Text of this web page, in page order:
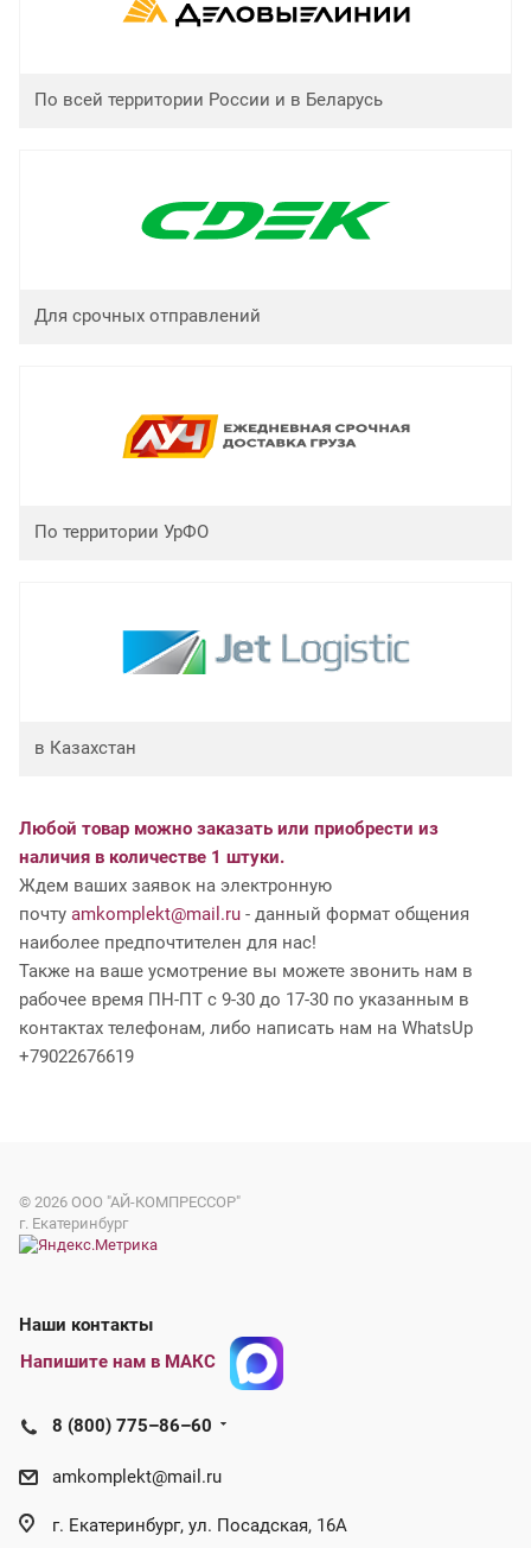
По всей территории России и в Беларусь
Для срочных отправлений
По территории УрФО
в Казахстан
Любой товар можно заказать или приобрести из
наличия в количестве 1 штуки.
Ждем ваших заявок на электронную
почту amkomplekt@mail.ru - данный формат общения
наиболее предпочтителен для нас!
Также на ваше усмотрение вы можете звонить нам в
рабочее время ПН-ПТ с 9-30 до 17-30 по указанным в
контактах телефонам, либо написать нам на WhatsUp
+79022676619
© 2026 ООО "АЙ-КОМПРЕССОР"
г. Екатеринбург
Наши контакты
Напишите нам в МАКС
8 (800) 775–86–60
amkomplekt@mail.ru
г. Екатеринбург, ул. Посадская, 16А